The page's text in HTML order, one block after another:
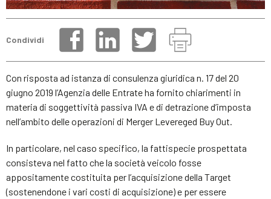
Condividi
Con risposta ad istanza di consulenza giuridica n. 17 del 20
giugno 2019 l’Agenzia delle Entrate ha fornito chiarimenti in
materia di soggettività passiva IVA e di detrazione d’imposta
nell’ambito delle operazioni di Merger Levereged Buy Out.
In particolare, nel caso specifico, la fattispecie prospettata
consisteva nel fatto che la società veicolo fosse
appositamente costituita per l’acquisizione della Target
(sostenendone i vari costi di acquisizione) e per essere